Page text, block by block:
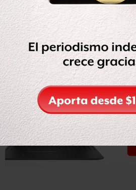
vehículos de emergencia,
interior del autobús.